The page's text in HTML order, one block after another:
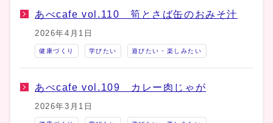
あべcafe vol.110 筍とさば缶のおみそ汁
2026年4月1日
健康づくり 学びたい 遊びたい・楽しみたい
あべcafe vol.109 カレー肉じゃが
2026年3月1日